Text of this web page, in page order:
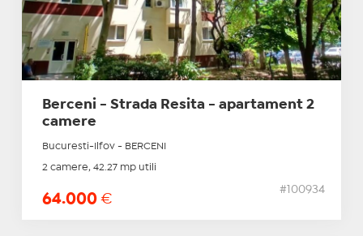
Berceni - Strada Resita - apartament 2
camere
Bucuresti-Ilfov - BERCENI
2 camere, 42.27 mp utili
64.000 €
#100934